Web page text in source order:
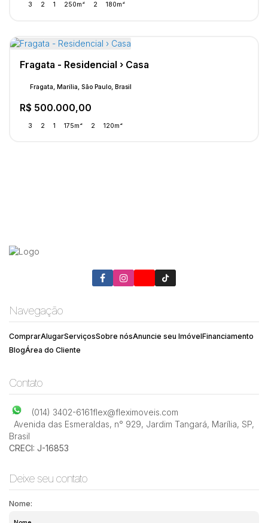
3 2 1 250m² 2 180m²
Fragata - Residencial › Casa
R$ 500.000,00
Fragata, Marília, São Paulo, Brasil
3 2 1 175m² 2 120m²
Navegação
ComprarAlugarServiçosSobre nósAnuncie seu ImóvelFinanciamento
BlogÁrea do Cliente
Contato
(014) 3402-6161flex@fleximoveis.com
Avenida das Esmeraldas, n° 929, Jardim Tangará, Marília, SP,
Brasil
CRECI: J-16853
Deixe seu contato
Nome: